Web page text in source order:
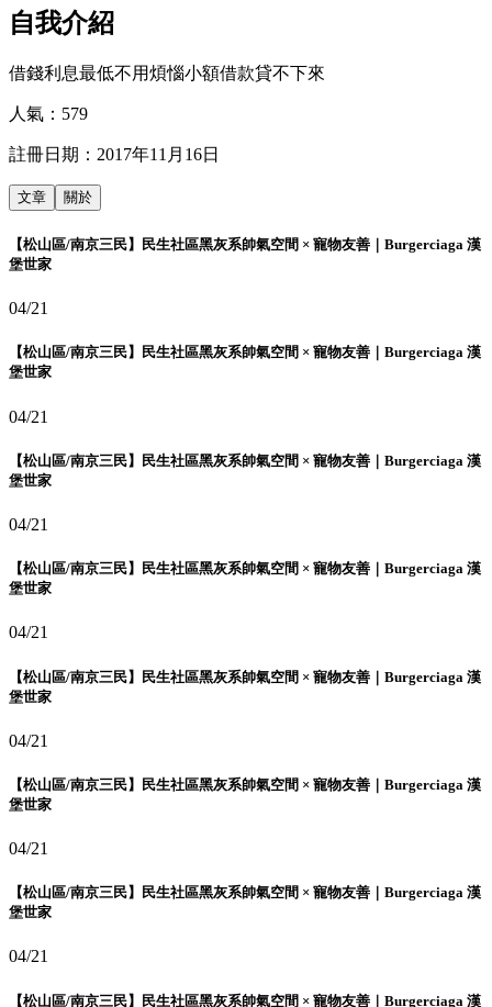
自我介紹
借錢利息最低不用煩惱小額借款貸不下來
人氣： 579
註冊日期： 2017年11月16日
文章 關於
【松山區/南京三民】民生社區黑灰系帥氣空間 × 寵物友善｜Burgerciaga 漢
堡世家
04/21
【松山區/南京三民】民生社區黑灰系帥氣空間 × 寵物友善｜Burgerciaga 漢
堡世家
04/21
【松山區/南京三民】民生社區黑灰系帥氣空間 × 寵物友善｜Burgerciaga 漢
堡世家
04/21
【松山區/南京三民】民生社區黑灰系帥氣空間 × 寵物友善｜Burgerciaga 漢
堡世家
04/21
【松山區/南京三民】民生社區黑灰系帥氣空間 × 寵物友善｜Burgerciaga 漢
堡世家
04/21
【松山區/南京三民】民生社區黑灰系帥氣空間 × 寵物友善｜Burgerciaga 漢
堡世家
04/21
【松山區/南京三民】民生社區黑灰系帥氣空間 × 寵物友善｜Burgerciaga 漢
堡世家
04/21
【松山區/南京三民】民生社區黑灰系帥氣空間 × 寵物友善｜Burgerciaga 漢